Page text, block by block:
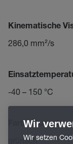
Kinematische
286,0 mm²/s
-40 – 150 °C
Farbe/Aussehen
grünlich
Wir
Wir setzen